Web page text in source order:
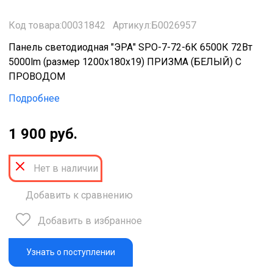
Код товара:00031842
Артикул:Б0026957
Панель светодиодная "ЭРА" SPO-7-72-6К 6500К 72Вт
5000lm (размер 1200x180x19) ПРИЗМА (БЕЛЫЙ) С
ПРОВОДОМ
Подробнее
1 900 руб.
Нет в наличии
Добавить к сравнению
Добавить в избранное
Узнать о поступлении